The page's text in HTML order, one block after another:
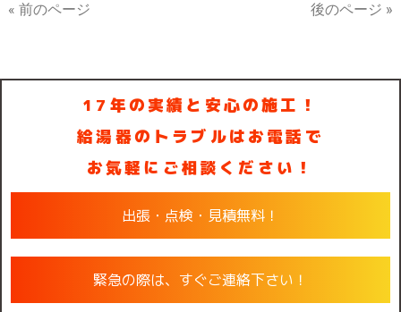
« 前のページ 後のページ »
17年の実績と安心の施工！
給湯器のトラブルはお電話で
お気軽にご相談ください！
出張・点検・見積無料！
緊急の際は、すぐご連絡下さい！